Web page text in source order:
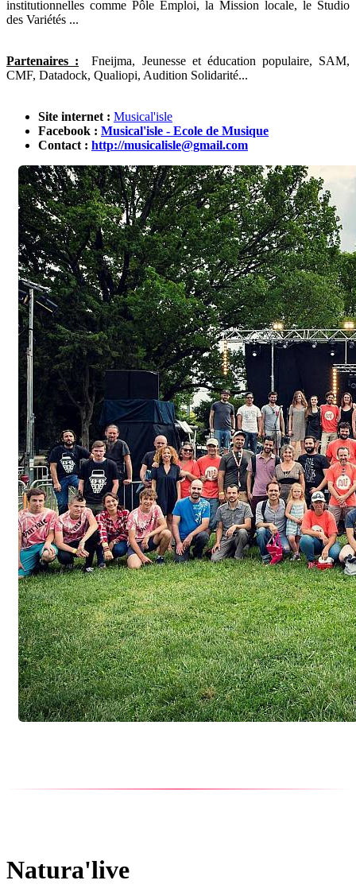
institutionnelles comme Pôle Emploi, la Mission locale, le Studio
des Variétés ...
Partenaires : Fneijma, Jeunesse et éducation populaire, SAM,
CMF, Datadock, Qualiopi, Audition Solidarité...
Site internet : Musical'isle
Facebook : Musical'isle - Ecole de Musique
Contact : http://musicalisle@gmail.com
Natura'live